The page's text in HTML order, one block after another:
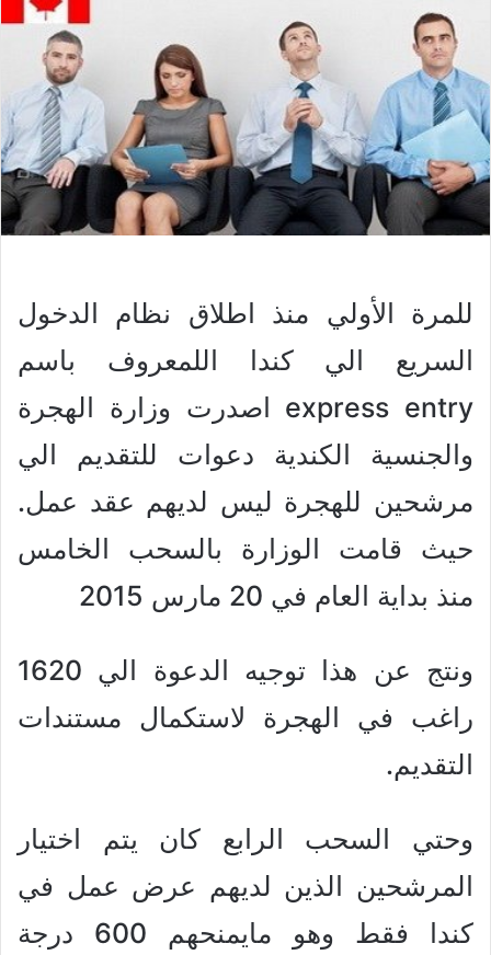
للمرة الأولي منذ اطلاق نظام الدخول
السريع الي كندا اللمعروف باسم
express entry اصدرت وزارة الهجرة
والجنسية الكندية دعوات للتقديم الي
مرشحين للهجرة ليس لديهم عقد عمل.
حيث قامت الوزارة بالسحب الخامس
منذ بداية العام في 20 مارس 2015
ونتج عن هذا توجيه الدعوة الي 1620
راغب في الهجرة لاستكمال مستندات
التقديم.
وحتي السحب الرابع كان يتم اختيار
المرشحين الذين لديهم عرض عمل في
كندا فقط وهو مايمنحهم 600 درجة